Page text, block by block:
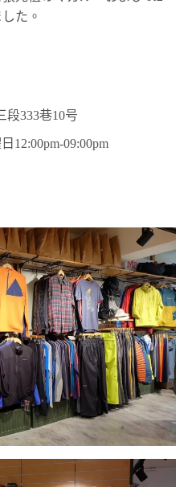
た。
段333巷10号
12:00pm-09:00pm